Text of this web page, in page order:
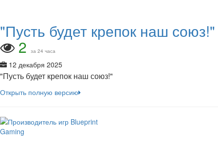
"Пусть будет крепок наш союз!"
2 за 24 часа
12 декабря 2025
"Пусть будет крепок наш союз!"
Открыть полную версию